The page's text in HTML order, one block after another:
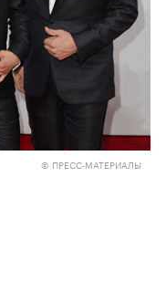
© ПРЕСС-МАТЕРИАЛЫ